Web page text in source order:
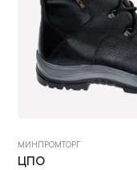
МИНПРОМТОРГ
ЦПО